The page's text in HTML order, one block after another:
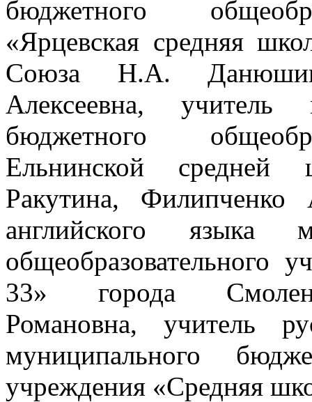
бюджетного
«Ярцевская средняя
Союза Н.А.
Алексеевна, учитель
бюджетного
Ельнинской
Ракутина, Филипченко
английского языка
общеобразовательного
33» города
Романовна, учитель
муниципального
учреждения «Средняя